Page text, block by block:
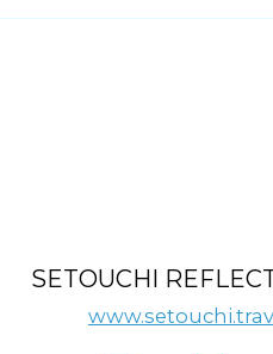
SETOUCHI